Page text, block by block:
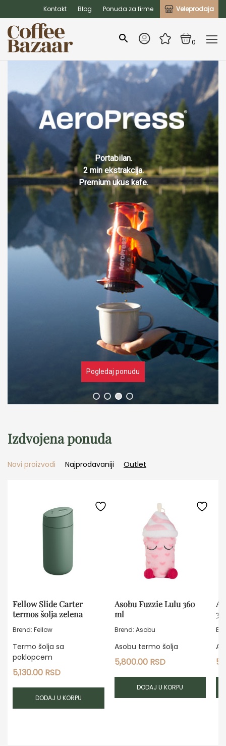
Kontakt Blog Ponuda za firme Veleprodaja
0
Portabilan.
2 min ekstrakcija.
Premium ukus kafe.
Pogledaj ponudu
Izdvojena ponuda
Novi proizvodi Najprodavaniji Outlet
Fellow Slide Carter
termos šolja zelena
Brend: Fellow
Termo šolja sa
poklopcem
5,130.00 RSD
DODAJ U KORPU
Asobu Fuzzie Lulu 360
ml
Brend: Asobu
Asobu termo šolja
5,800.00 RSD
DODAJ U KORPU